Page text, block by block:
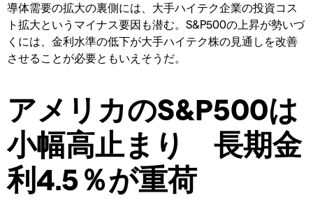
導体需要の拡大の裏側には、大手ハイテク企業の投資コス
ト拡大というマイナス要因も潜む。S&P500の上昇が勢いづ
くには、金利水準の低下が大手ハイテク株の見通しを改善
させることが必要ともいえそうだ。
アメリカのS&P500は
小幅高止まり 長期金
利4.5％が重荷